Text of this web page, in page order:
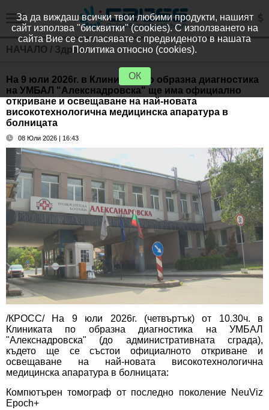
НАЧАЛО / Здраве
На 9 юли 2026г. в Клиниката по образна диагностика
на УМБАЛ "Алекснадровска" ще има официално
откриване и освещаване на най-новата
високотехнологична медицинска апаратура в
болницата
08 Юли 2026 | 16:43
/КРОСС/ На 9 юли 2026г. (четвъртък) от 10.30ч. в
Клиниката по образна диагностика на УМБАЛ
"Алекснадровска" (до административната сграда),
където ще се състои официалното откриване и
освещаване на най-новата високотехнологична
медицинска апаратура в болницата:
Компютърен томограф от последно поколение NeuViz
Epoch+
За да виждаш всички твои любими продукти, нашият
сайт използва "бисквитки" (cookies). С използването на
сайта Вие се съгласявате с предвиденото в нашата
Политика относно (cookies).
ОК